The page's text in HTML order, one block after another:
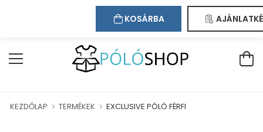
Kapcsolat Regisztráció
KEZDŐLAP TERMÉKEK EXCLUSIVE PÓLÓ FÉRFI
KOSÁRBA